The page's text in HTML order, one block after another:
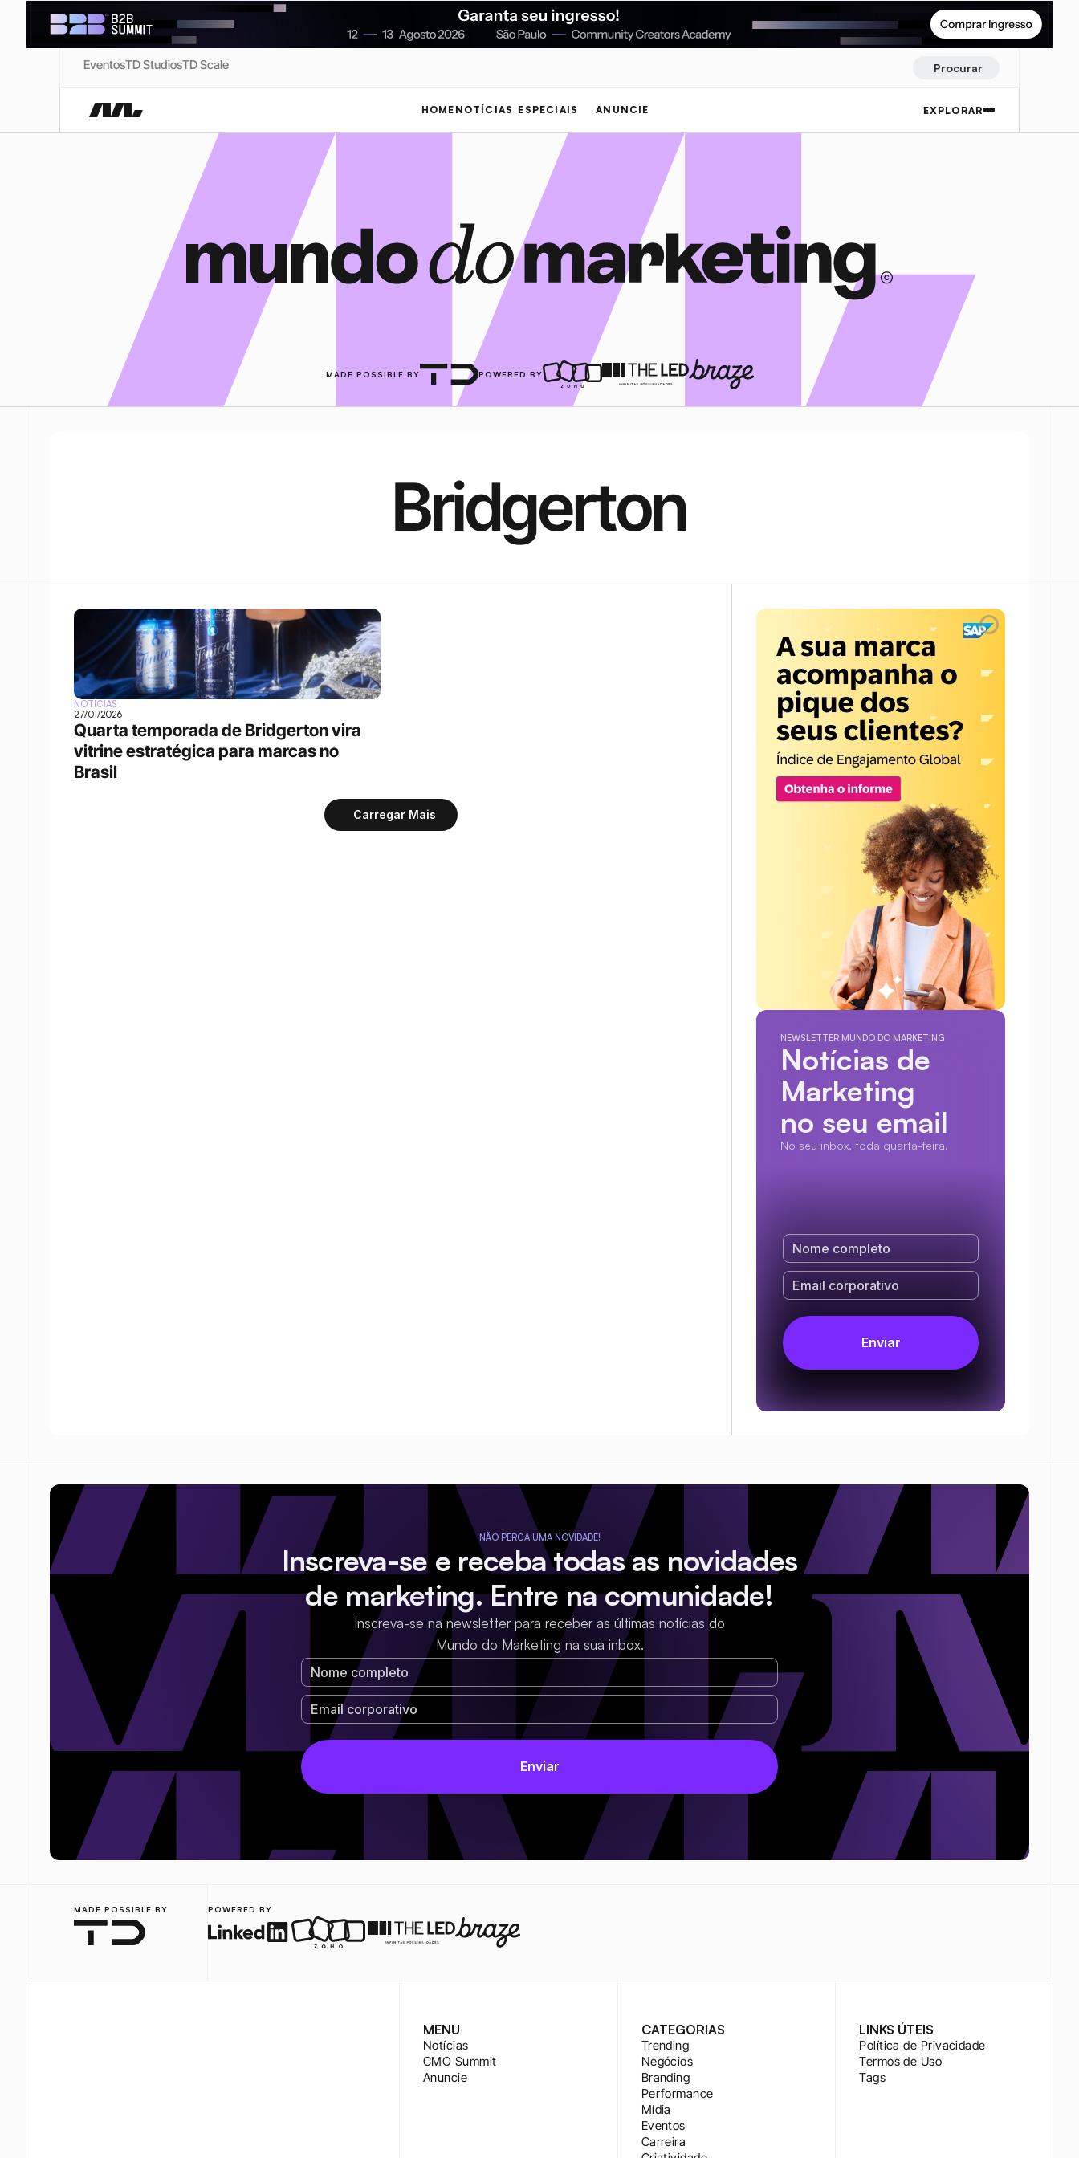
EventosTD StudiosTD Scale Procurar
HOME NOTÍCIAS ESPECIAIS ANUNCIE EXPLORAR
MADE POSSIBLE BY POWERED BY
Bridgerton
NOTÍCIAS
27/01/2026
Quarta temporada de Bridgerton vira
vitrine estratégica para marcas no
Brasil
Carregar Mais
NEWSLETTER MUNDO DO MARKETING
Notícias de
Marketing
no seu email
No seu inbox, toda quarta-feira.
NÃO PERCA UMA NOVIDADE!
Inscreva-se e receba todas as novidades
de marketing. Entre na comunidade!
Inscreva-se na newsletter para receber as últimas notícias do
Mundo do Marketing na sua inbox.
MADE POSSIBLE BY POWERED BY
MENU
Notícias
CMO Summit
Anuncie
CATEGORIAS
Trending
Negócios
Branding
Performance
Mídia
Eventos
Carreira
LINKS ÚTEIS
Política de Privacidade
Termos de Uso
Tags